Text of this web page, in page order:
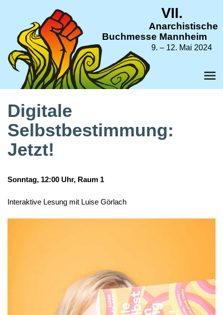
VII.
Anarchistische
Buchmesse Mannheim
9. – 12. Mai 2024
Digitale
Selbstbestimmung:
Jetzt!
Sonntag, 12:00 Uhr, Raum 1
Interaktive Lesung mit Luise Görlach